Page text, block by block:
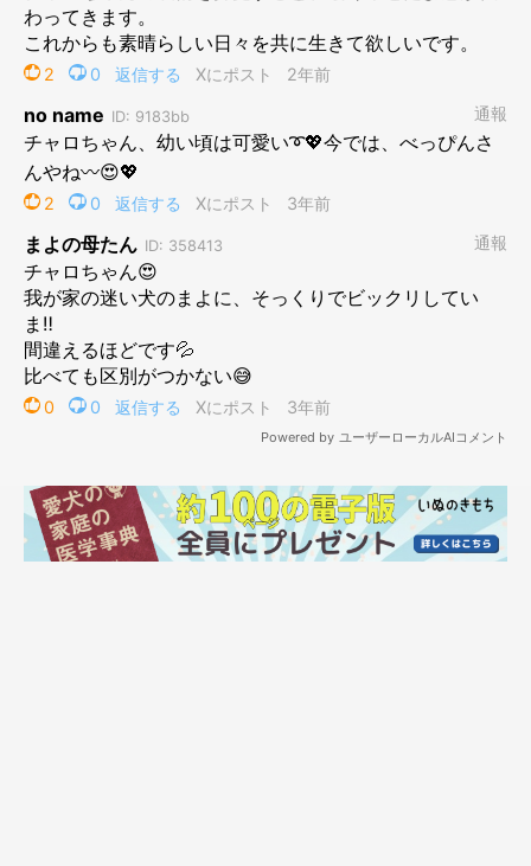
た、昔はちっちゃくて家族の後ろをちょこちょこついて来ていた
チャロが、最近は私たちがしてほしいことを先にしていたり
と“しっかり者”に なっていて、性格や行動面でも成長を感じま
す！」